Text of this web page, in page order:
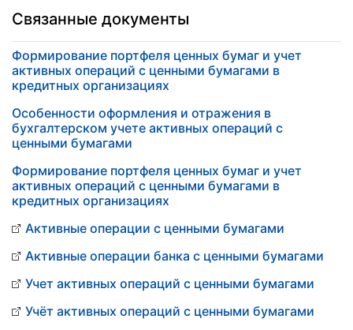
Связанные документы
Формирование портфеля ценных бумаг и учет
активных операций с ценными бумагами в
кредитных организациях
Особенности оформления и отражения в
бухгалтерском учете активных операций с
ценными бумагами
Формирование портфеля ценных бумаг и учет
активных операций с ценными бумагами в
кредитных организациях
Активные операции с ценными бумагами
Активные операции банка с ценными бумагами
Учет активных операций с ценными бумагами
Учёт активных операций с ценными бумагами